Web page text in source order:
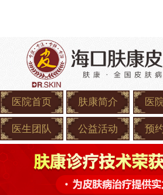
医院首页 肤康简介 医
医生团队 公益活动 预